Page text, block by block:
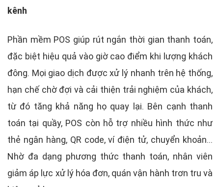
kênh
Phần mềm POS giúp rút ngắn thời gian thanh toán,
đặc biệt hiệu quả vào giờ cao điểm khi lượng khách
đông. Mọi giao dịch được xử lý nhanh trên hệ thống,
hạn chế chờ đợi và cải thiện trải nghiệm của khách,
từ đó tăng khả năng họ quay lại. Bên cạnh thanh
toán tại quầy, POS còn hỗ trợ nhiều hình thức như
thẻ ngân hàng, QR code, ví điện tử, chuyển khoản…
Nhờ đa dạng phương thức thanh toán, nhân viên
giảm áp lực xử lý hóa đơn, quán vận hành trơn tru và